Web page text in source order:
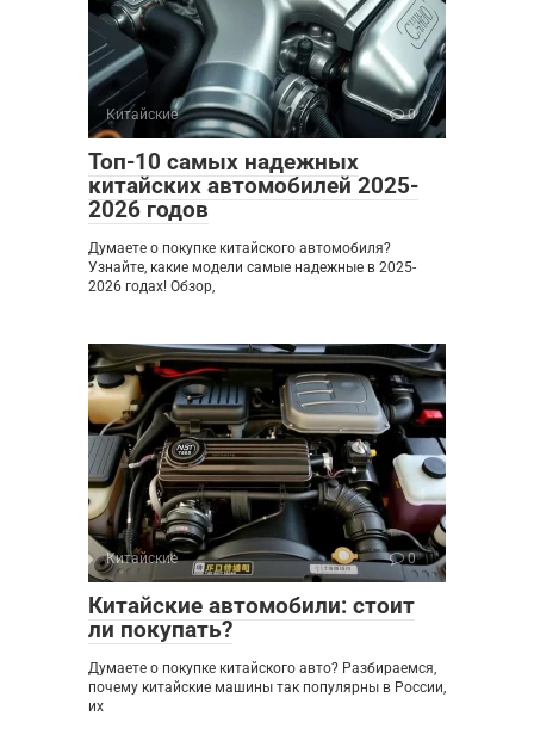
Китайские 0
Топ-10 самых надежных
китайских автомобилей 2025-
2026 годов
Думаете о покупке китайского автомобиля?
Узнайте, какие модели самые надежные в 2025-
2026 годах! Обзор,
Китайские 0
Китайские автомобили: стоит
ли покупать?
Думаете о покупке китайского авто? Разбираемся,
почему китайские машины так популярны в России,
их